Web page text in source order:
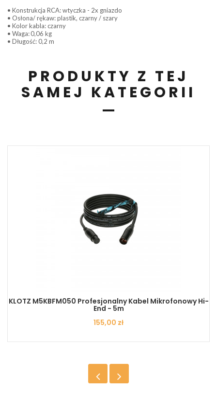
• Konstrukcja RCA: wtyczka - 2x gniazdo
• Osłona/ rękaw: plastik, czarny / szary
• Kolor kabla: czarny
• Waga:0,06 kg
• Długość: 0,2 m
PRODUKTY Z TEJ
SAMEJ KATEGORII
KLOTZ M5KBFM050 Profesjonalny Kabel Mikrofonowy Hi-
End - 5m
Cena
155,00 zł